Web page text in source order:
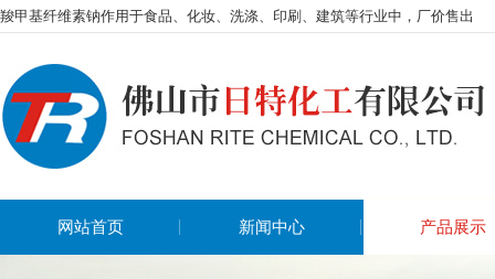
羧甲基纤维素钠作用于食品、化妆、洗涤、印刷、建筑等行业中，厂价售出
网站首页 新闻中心 产品展示